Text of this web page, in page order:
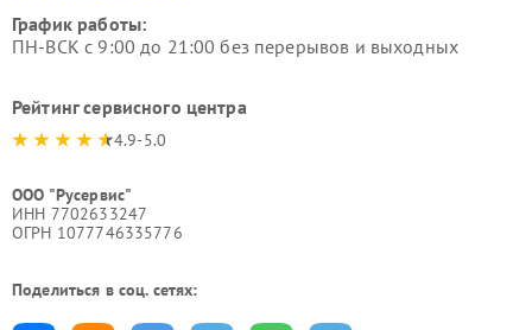
График работы:
ПН-ВСК с 9:00 до 21:00 без перерывов и выходных
Рейтинг сервисного центра
4.9-5.0
ООО "Русервис"
ИНН 7702633247
ОГРН 1077746335776
Поделиться в соц. сетях: